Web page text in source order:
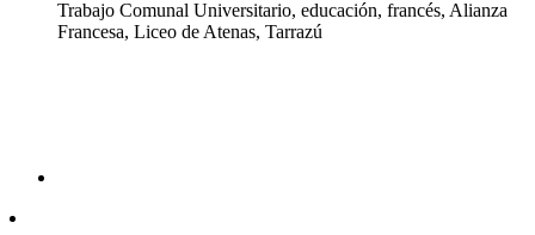
Trabajo Comunal Universitario, educación, francés, Alianza
Francesa, Liceo de Atenas, Tarrazú